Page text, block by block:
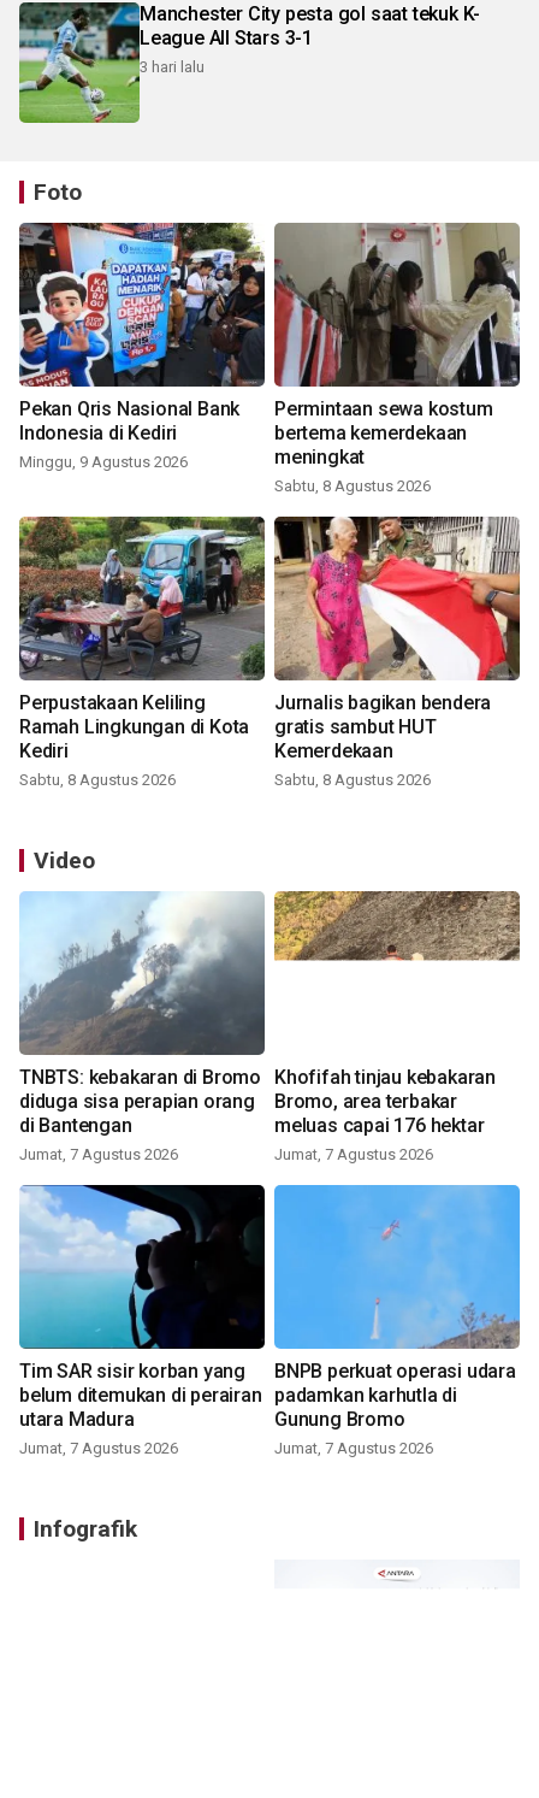
Manchester City pesta gol saat tekuk K-
League All Stars 3-1
3 hari lalu
Foto
Pekan Qris Nasional Bank
Indonesia di Kediri
Minggu, 9 Agustus 2026
Permintaan sewa kostum
bertema kemerdekaan
meningkat
Sabtu, 8 Agustus 2026
Perpustakaan Keliling
Ramah Lingkungan di Kota
Kediri
Sabtu, 8 Agustus 2026
Jurnalis bagikan bendera
gratis sambut HUT
Kemerdekaan
Sabtu, 8 Agustus 2026
Video
TNBTS: kebakaran di Bromo
diduga sisa perapian orang
di Bantengan
Jumat, 7 Agustus 2026
Khofifah tinjau kebakaran
Bromo, area terbakar
meluas capai 176 hektar
Jumat, 7 Agustus 2026
Tim SAR sisir korban yang
belum ditemukan di perairan
utara Madura
Jumat, 7 Agustus 2026
BNPB perkuat operasi udara
padamkan karhutla di
Gunung Bromo
Jumat, 7 Agustus 2026
Infografik